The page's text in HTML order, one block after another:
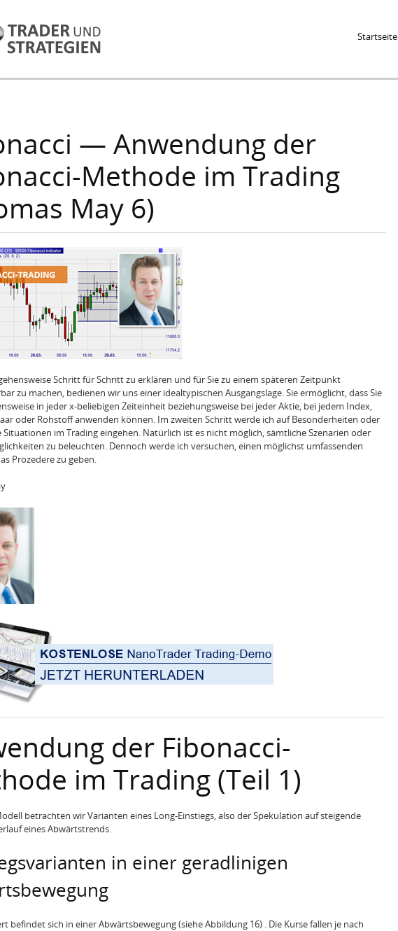
Startseite
hier
— Anwendung der
Methode im Trading
May 6)
Schritt für Schritt zu erklären und für Sie zu einem späteren Zeitpunkt
zu machen, bedienen wir uns einer idealtypischen Ausgangslage. Sie ermöglicht, dass Sie
in jeder x‑beliebigen Zeiteinheit beziehungsweise bei jeder Aktie, bei jedem Index,
oder Rohstoff anwenden können. Im zweiten Schritt werde ich auf Besonderheiten oder
Situationen im Trading eingehen. Natürlich ist es nicht möglich, sämtliche Szenarien oder
zu beleuchten. Dennoch werde ich versuchen, einen möglichst umfassenden
Prozedere zu geben.
der Fibonacci-
im Trading (Teil 1)
betrachten wir Varianten eines Long‑Einstiegs, also der Spekulation auf steigende
eines Abwärtstrends.
in einer geradlinigen
befindet sich in einer Abwärtsbewegung (siehe Abbildung 16) . Die Kurse fallen je nach